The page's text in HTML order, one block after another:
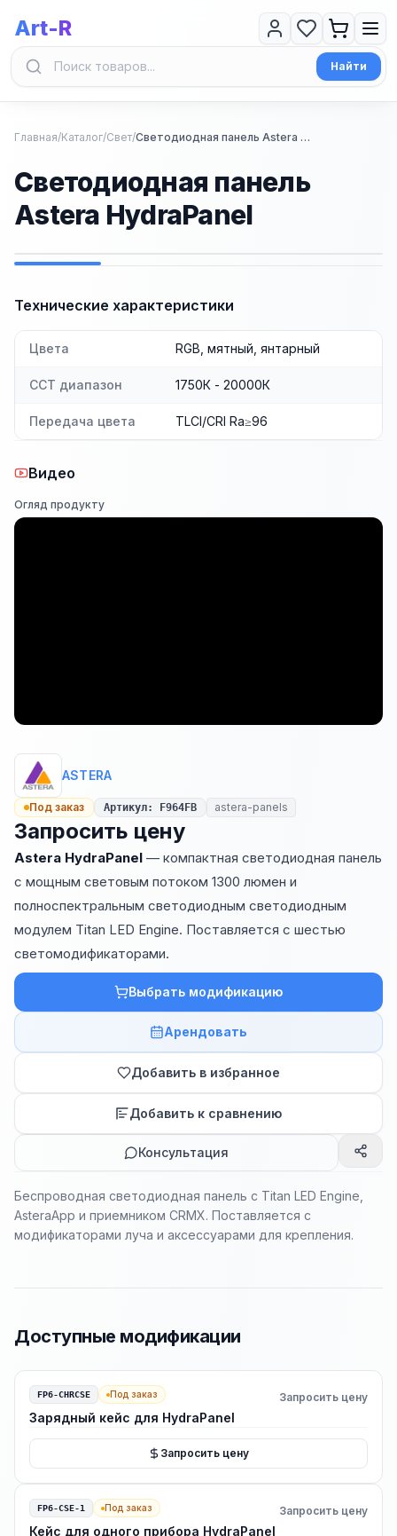
Art-R
Найти
Главная/Каталог/Свет/ Светодиодная панель Astera HydraPanel
Светодиодная панель
Astera HydraPanel
Технические характеристики
Цвета RGB, мятный, янтарный
CCT диапазон 1750К - 20000К
Передача цвета TLCI/CRI Ra≥96
Видео
Огляд продукту
ASTERA
Под заказ Артикул: F964FB astera-panels
Запросить цену
Astera HydraPanel — компактная светодиодная панель
с мощным световым потоком 1300 люмен и
полноспектральным светодиодным светодиодным
модулем Titan LED Engine. Поставляется с шестью
светомодификаторами.
Выбрать модификацию
Арендовать
Добавить в избранное
Добавить к сравнению
Консультация
Беспроводная светодиодная панель с Titan LED Engine,
AsteraApp и приемником CRMX. Поставляется с
модификаторами луча и аксессуарами для крепления.
Доступные модификации
FP6-CHRCSE Под заказ
Зарядный кейс для HydraPanel
Запросить цену
Запросить цену
FP6-CSE-1 Под заказ
Кейс для одного прибора HydraPanel
Запросить цену